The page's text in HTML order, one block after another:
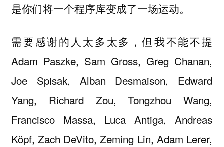
是你们将一个程序库变成了一场运动。
需要感谢的人太多太多，但我不能不提
Adam Paszke, Sam Gross, Greg Chanan,
Joe Spisak, Alban Desmaison, Edward
Yang, Richard Zou, Tongzhou Wang,
Francisco Massa, Luca Antiga, Andreas
Köpf, Zach DeVito, Zeming Lin, Adam Lerer,